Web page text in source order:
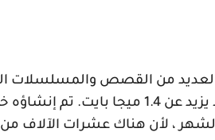
من القصص والمسلسلات
الميزات متوفرة بحجم تطبيق لا يزيد
الشهر ، لأن هناك عشرات الآلاف